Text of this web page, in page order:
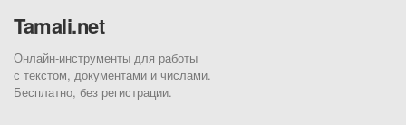
Tamali.net
Онлайн-инструменты для работы
с текстом, документами и числами.
Бесплатно, без регистрации.